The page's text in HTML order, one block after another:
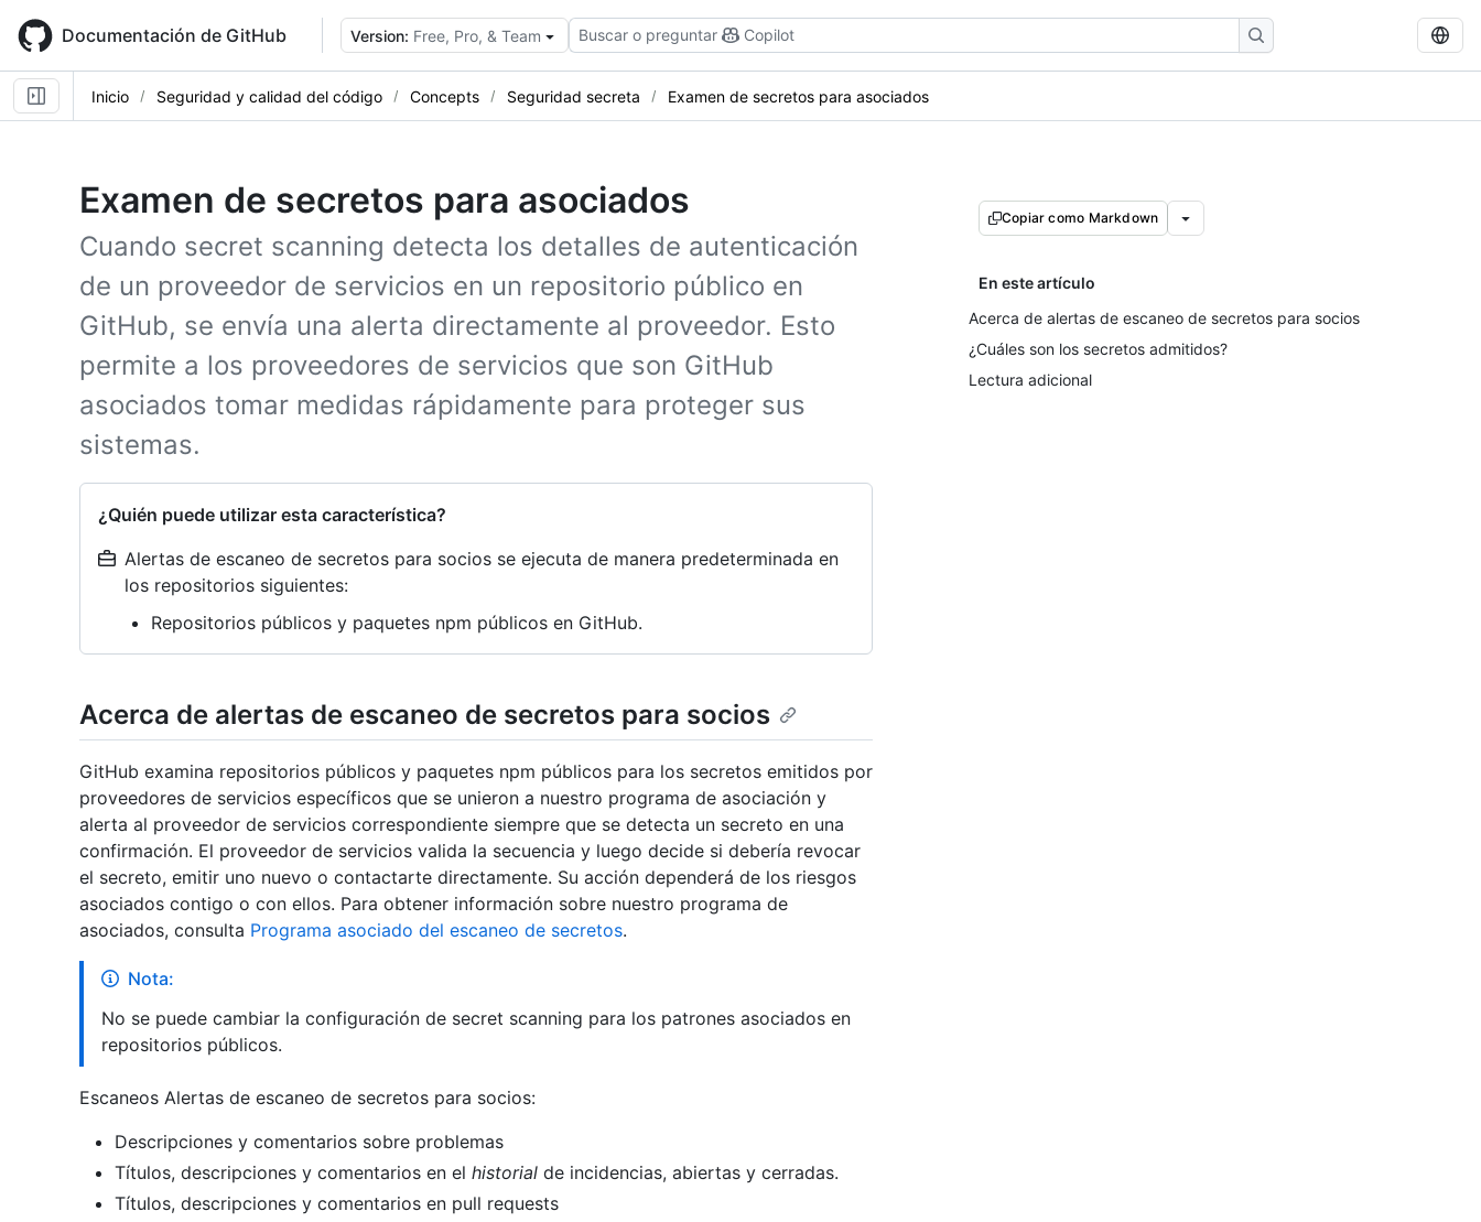
main
content
Documentación de GitHub Version: Free, Pro, & Team Buscar o preguntar Copilot
Inicio Seguridad y calidad del código Concepts Seguridad secreta Examen de secretos para asociados
Examen de secretos para asociados
Cuando secret scanning detecta los detalles de autenticación
de un proveedor de servicios en un repositorio público en
GitHub, se envía una alerta directamente al proveedor. Esto
permite a los proveedores de servicios que son GitHub
asociados tomar medidas rápidamente para proteger sus
sistemas.
¿Quién puede utilizar esta característica?
Alertas de escaneo de secretos para socios se ejecuta de manera predeterminada en
los repositorios siguientes:
Repositorios públicos y paquetes npm públicos en GitHub.
Copiar como Markdown
En este artículo
Acerca de alertas de escaneo de secretos para socios
¿Cuáles son los secretos admitidos?
Lectura adicional
Acerca de alertas de escaneo de secretos para socios
GitHub examina repositorios públicos y paquetes npm públicos para los secretos emitidos por
proveedores de servicios específicos que se unieron a nuestro programa de asociación y
alerta al proveedor de servicios correspondiente siempre que se detecta un secreto en una
confirmación. El proveedor de servicios valida la secuencia y luego decide si debería revocar
el secreto, emitir uno nuevo o contactarte directamente. Su acción dependerá de los riesgos
asociados contigo o con ellos. Para obtener información sobre nuestro programa de
asociados, consulta Programa asociado del escaneo de secretos.
Nota:
No se puede cambiar la configuración de secret scanning para los patrones asociados en
repositorios públicos.
Escaneos Alertas de escaneo de secretos para socios:
Descripciones y comentarios sobre problemas
Títulos, descripciones y comentarios en el historial de incidencias, abiertas y cerradas.
Títulos, descripciones y comentarios en pull requests